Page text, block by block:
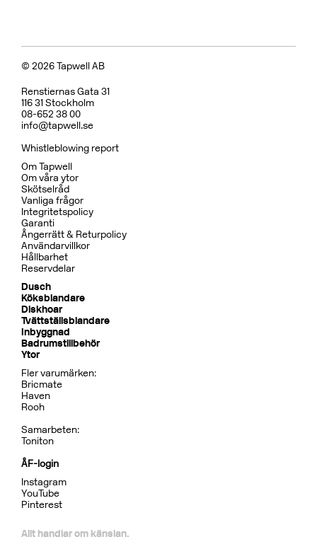
© 2026 Tapwell AB
Renstiernas Gata 31
116 31 Stockholm
08-652 38 00
info@tapwell.se
Whistleblowing report
Om Tapwell
Om våra ytor
Skötselråd
Vanliga frågor
Integritetspolicy
Garanti
Ångerrätt & Returpolicy
Användarvillkor
Hållbarhet
Reservdelar
Dusch
Köksblandare
Diskhoar
Tvättställsblandare
Inbyggnad
Badrumstillbehör
Ytor
Fler varumärken:
Bricmate
Haven
Rooh
Samarbeten:
Toniton
ÅF-login
Allt handlar om känslan.
Instagram
YouTube
Pinterest